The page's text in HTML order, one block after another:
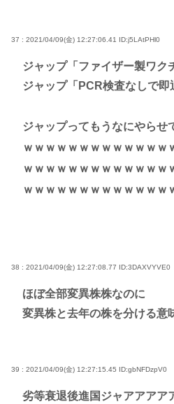
37 : 2021/04/09(金) 12:27:06.41 ID:j5LAtPHl0
ジャップ「ファイザー製ワク
ジャップ「PCR検査なしで即
ジャップってもうなにやらせ
ｗｗｗｗｗｗｗｗｗｗｗｗｗ
ｗｗｗｗｗｗｗｗｗｗｗｗｗ
ｗｗｗｗｗｗｗｗｗｗｗｗｗ
38 : 2021/04/09(金) 12:27:08.77 ID:3DAXVYVE0
ほぼ全部変異株株なのに
変異株と去年の株を分ける意
39 : 2021/04/09(金) 12:27:15.45 ID:gbNFDzpV0
劣等衰退後進国ジャアアアア